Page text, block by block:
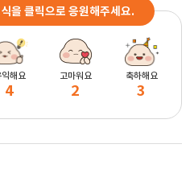
을 클릭으로 응원해주세요.
익해요
4
고마워요
2
축하해요
3